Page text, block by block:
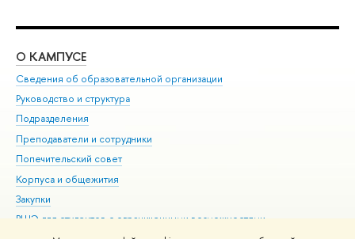
О КАМПУСЕ
Сведения об образовательной организации
Руководство и структура
Подразделения
Преподаватели и сотрудники
Попечительский совет
Корпуса и общежития
Закупки
ВШЭ для студентов с ограниченными возможностями
здоровья и инвалидностью